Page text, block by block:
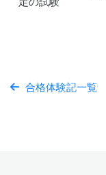
合格体験記一覧